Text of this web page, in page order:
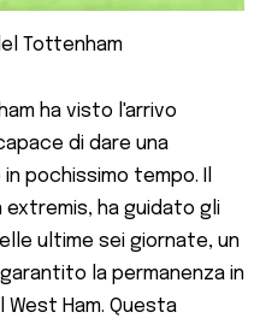
Tottenham
ha visto l'arrivo
di dare una
pochissimo tempo. Il
ha guidato gli
ultime sei giornate, un
la permanenza in
West Ham. Questa